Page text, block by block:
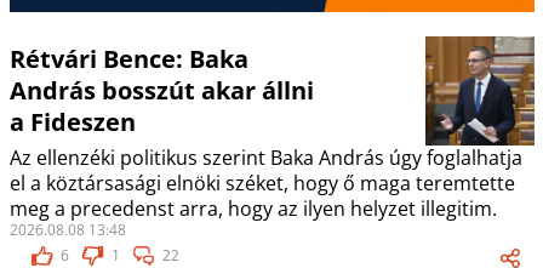
Rétvári Bence: Baka
András bosszút akar állni
a Fideszen
Az ellenzéki politikus szerint Baka András úgy foglalhatja
el a köztársasági elnöki széket, hogy ő maga teremtette
meg a precedenst arra, hogy az ilyen helyzet illegitim.
2026.08.08 13:48
6
1 22